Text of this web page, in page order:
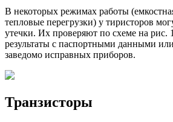
В некоторых режимах работы
тепловые перегрузки) у тиристоров
утечки. Их проверяют по схеме на рис.
результаты с паспортными данными
заведомо исправных приборов.
Транзисторы